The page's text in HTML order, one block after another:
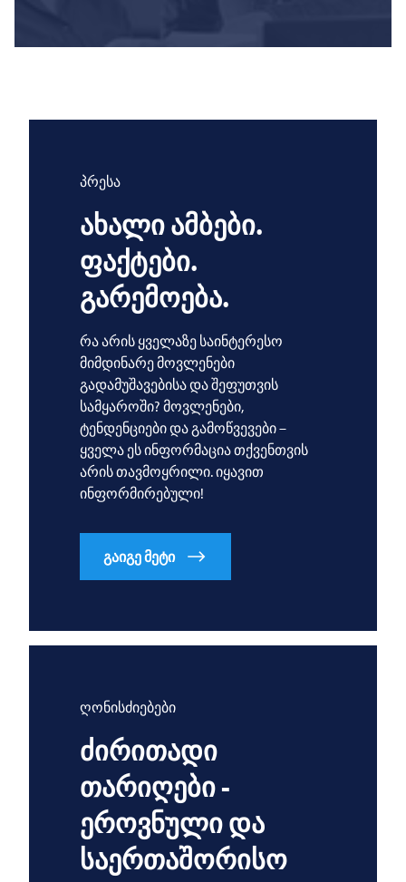
პრესა
ახალი ამბები.
ფაქტები.
გარემოება.
რა არის ყველაზე საინტერესო
მიმდინარე მოვლენები
გადამუშავებისა და შეფუთვის
სამყაროში? მოვლენები,
ტენდენციები და გამოწვევები –
ყველა ეს ინფორმაცია თქვენთვის
არის თავმოყრილი. იყავით
ინფორმირებული!
გაიგე მეტი
ღონისძიებები
ძირითადი
თარიღები -
ეროვნული და
საერთაშორისო